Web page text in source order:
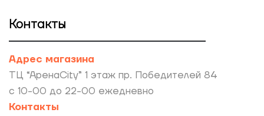
Контакты
Адрес магазина
ТЦ “АренаCity” 1 этаж пр. Победителей 84
с 10-00 до 22-00 ежедневно
Контакты